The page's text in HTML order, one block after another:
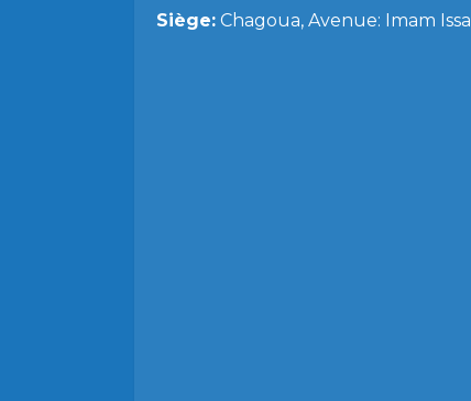
Siège: Chagoua, Avenue: Imam Issa